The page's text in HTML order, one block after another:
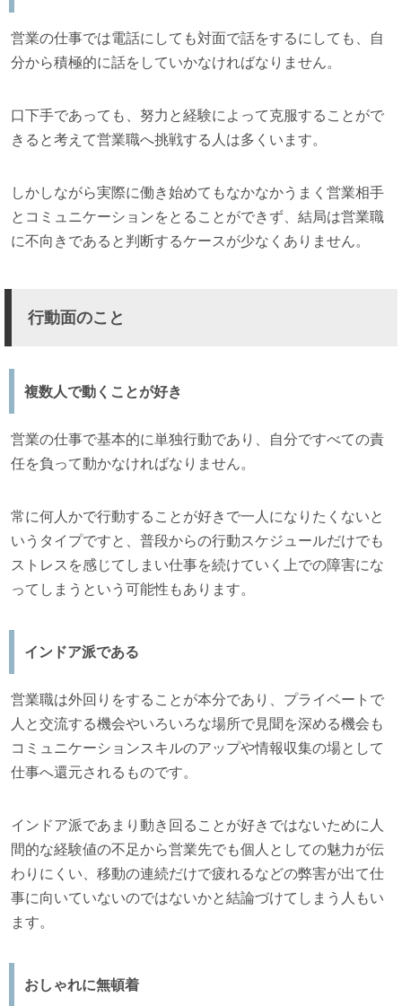
営業の仕事では電話にしても対面で話をするにしても、自
分から積極的に話をしていかなければなりません。
口下手であっても、努力と経験によって克服することがで
きると考えて営業職へ挑戦する人は多くいます。
しかしながら実際に働き始めてもなかなかうまく営業相手
とコミュニケーションをとることができず、結局は営業職
に不向きであると判断するケースが少なくありません。
行動面のこと
複数人で動くことが好き
営業の仕事で基本的に単独行動であり、自分ですべての責
任を負って動かなければなりません。
常に何人かで行動することが好きで一人になりたくないと
いうタイプですと、普段からの行動スケジュールだけでも
ストレスを感じてしまい仕事を続けていく上での障害にな
ってしまうという可能性もあります。
インドア派である
営業職は外回りをすることが本分であり、プライベートで
人と交流する機会やいろいろな場所で見聞を深める機会も
コミュニケーションスキルのアップや情報収集の場として
仕事へ還元されるものです。
インドア派であまり動き回ることが好きではないために人
間的な経験値の不足から営業先でも個人としての魅力が伝
わりにくい、移動の連続だけで疲れるなどの弊害が出て仕
事に向いていないのではないかと結論づけてしまう人もい
ます。
おしゃれに無頓着